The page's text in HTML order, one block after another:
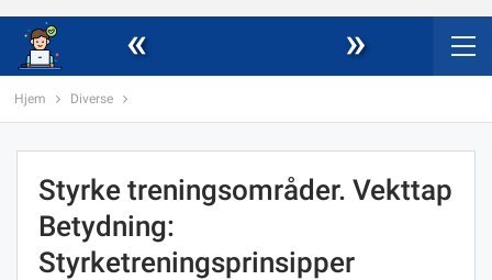
« »
Hjem Diverse
Styrke treningsområder. Vekttap
Betydning:
Styrketreningsprinsipper